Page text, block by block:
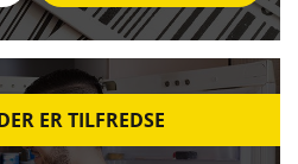
ER TILFREDSE